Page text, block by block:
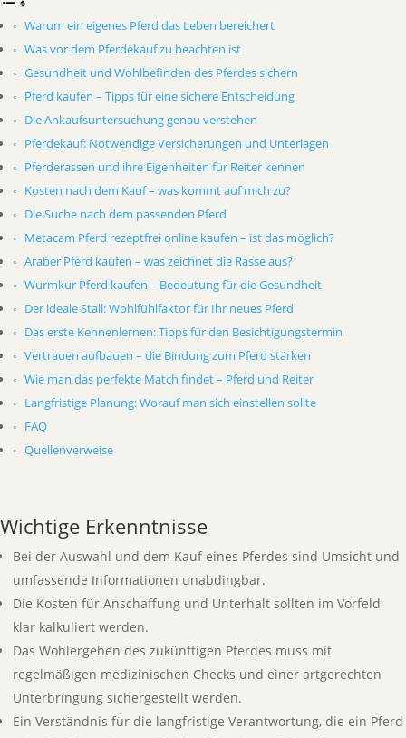
Warum ein eigenes Pferd das Leben bereichert
Was vor dem Pferdekauf zu beachten ist
Gesundheit und Wohlbefinden des Pferdes sichern
Pferd kaufen – Tipps für eine sichere Entscheidung
Die Ankaufsuntersuchung genau verstehen
Pferdekauf: Notwendige Versicherungen und Unterlagen
Pferderassen und ihre Eigenheiten für Reiter kennen
Kosten nach dem Kauf – was kommt auf mich zu?
Die Suche nach dem passenden Pferd
Metacam Pferd rezeptfrei online kaufen – ist das möglich?
Araber Pferd kaufen – was zeichnet die Rasse aus?
Wurmkur Pferd kaufen – Bedeutung für die Gesundheit
Der ideale Stall: Wohlfühlfaktor für Ihr neues Pferd
Das erste Kennenlernen: Tipps für den Besichtigungstermin
Vertrauen aufbauen – die Bindung zum Pferd stärken
Wie man das perfekte Match findet – Pferd und Reiter
Langfristige Planung: Worauf man sich einstellen sollte
FAQ
Quellenverweise
Wichtige Erkenntnisse
Bei der Auswahl und dem Kauf eines Pferdes sind Umsicht und
umfassende Informationen unabdingbar.
Die Kosten für Anschaffung und Unterhalt sollten im Vorfeld
klar kalkuliert werden.
Das Wohlergehen des zukünftigen Pferdes muss mit
regelmäßigen medizinischen Checks und einer artgerechten
Unterbringung sichergestellt werden.
Ein Verständnis für die langfristige Verantwortung, die ein Pferd